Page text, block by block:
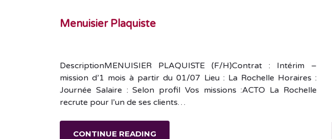
Menuisier Plaquiste
DescriptionMENUISIER PLAQUISTE (F/H)Contrat : Intérim –
mission d’1 mois à partir du 01/07 Lieu : La Rochelle Horaires :
Journée Salaire : Selon profil Vos missions :ACTO La Rochelle
recrute pour l’un de ses clients…
CONTINUE READING